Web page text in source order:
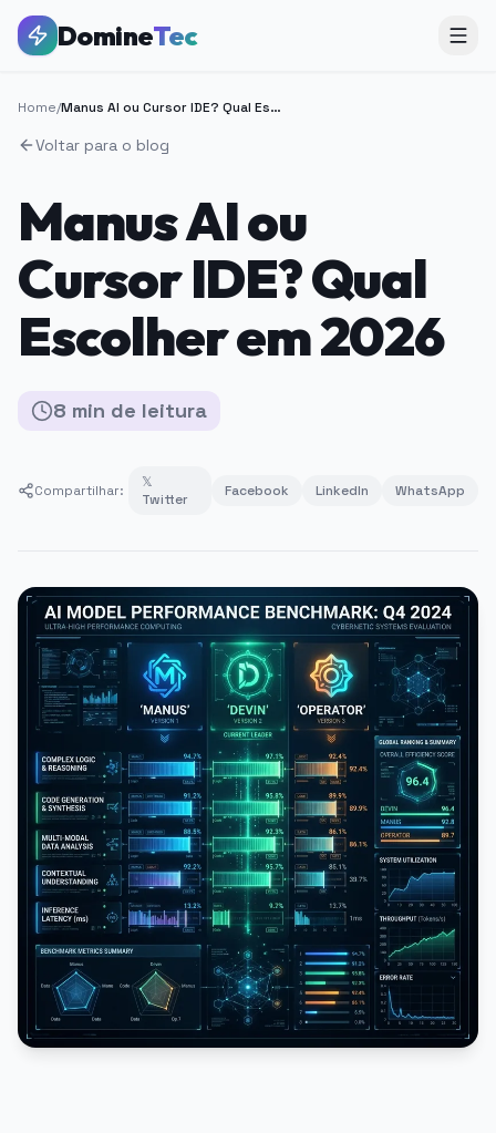
DomineTec
Home/ Manus AI ou Cursor IDE? Qual Escolher em 2026
Voltar para o blog
Manus AI ou
Cursor IDE? Qual
Escolher em 2026
8 min de leitura
Compartilhar:
𝕏
Twitter
Facebook LinkedIn WhatsApp